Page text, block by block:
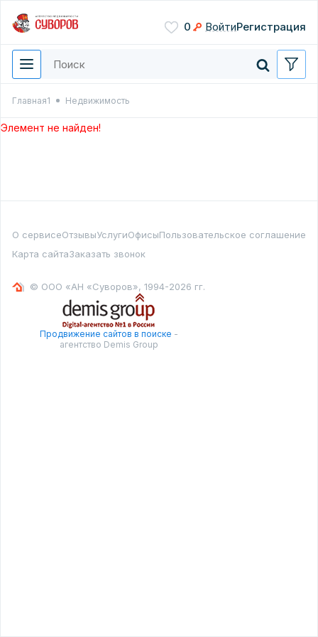
0 ВойтиРегистрация
Главная1 Недвижимость
Элемент не найден!
О сервисеОтзывыУслугиОфисыПользовательское соглашение
Карта сайтаЗаказать звонок
© ООО «АН «Суворов», 1994-2026 гг.
Продвижение сайтов в поиске -
агентство Demis Group
Введите цифры с картинки
Нажимая кнопку, вы даете
согласие на обработку
персональных данных